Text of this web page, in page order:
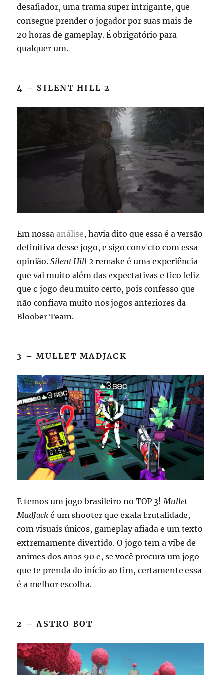
desafiador, uma trama super intrigante, que
consegue prender o jogador por suas mais de
20 horas de gameplay. É obrigatório para
qualquer um.
4 – SILENT HILL 2
Em nossaanálise, havia dito que essa é a versão
definitiva desse jogo, e sigo convicto com essa
opinião.Silent Hill 2 remake é uma experiência
que vai muito além das expectativas e fico feliz
que o jogo deu muito certo, pois confesso que
não confiava muito nos jogos anteriores da
Bloober Team.
3 – MULLET MADJACK
E temos um jogo brasileiro no TOP 3! Mullet
MadJack é um shooter que exala brutalidade,
com visuais únicos, gameplay afiada e um texto
extremamente divertido. O jogo tem a vibe de
animes dos anos 90 e, se você procura um jogo
que te prenda do início ao fim, certamente essa
é a melhor escolha.
2 – ASTRO BOT